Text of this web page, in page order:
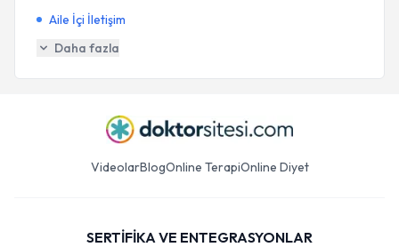
Aile İçi İletişim
Daha fazla
VideolarBlogOnline TerapiOnline Diyet
SERTİFİKA VE ENTEGRASYONLAR